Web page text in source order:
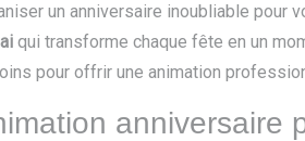
un anniversaire inoubliable pour
qui transforme chaque fête en un
pour offrir une animation
anniversaire